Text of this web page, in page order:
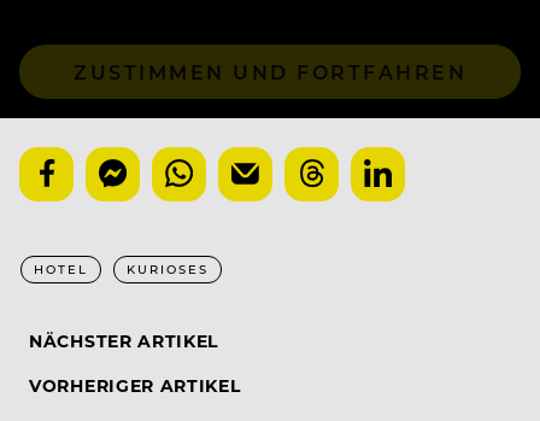
ZUSTIMMEN UND FORTFAHREN
HOTEL KURIOSES
NÄCHSTER ARTIKEL
VORHERIGER ARTIKEL